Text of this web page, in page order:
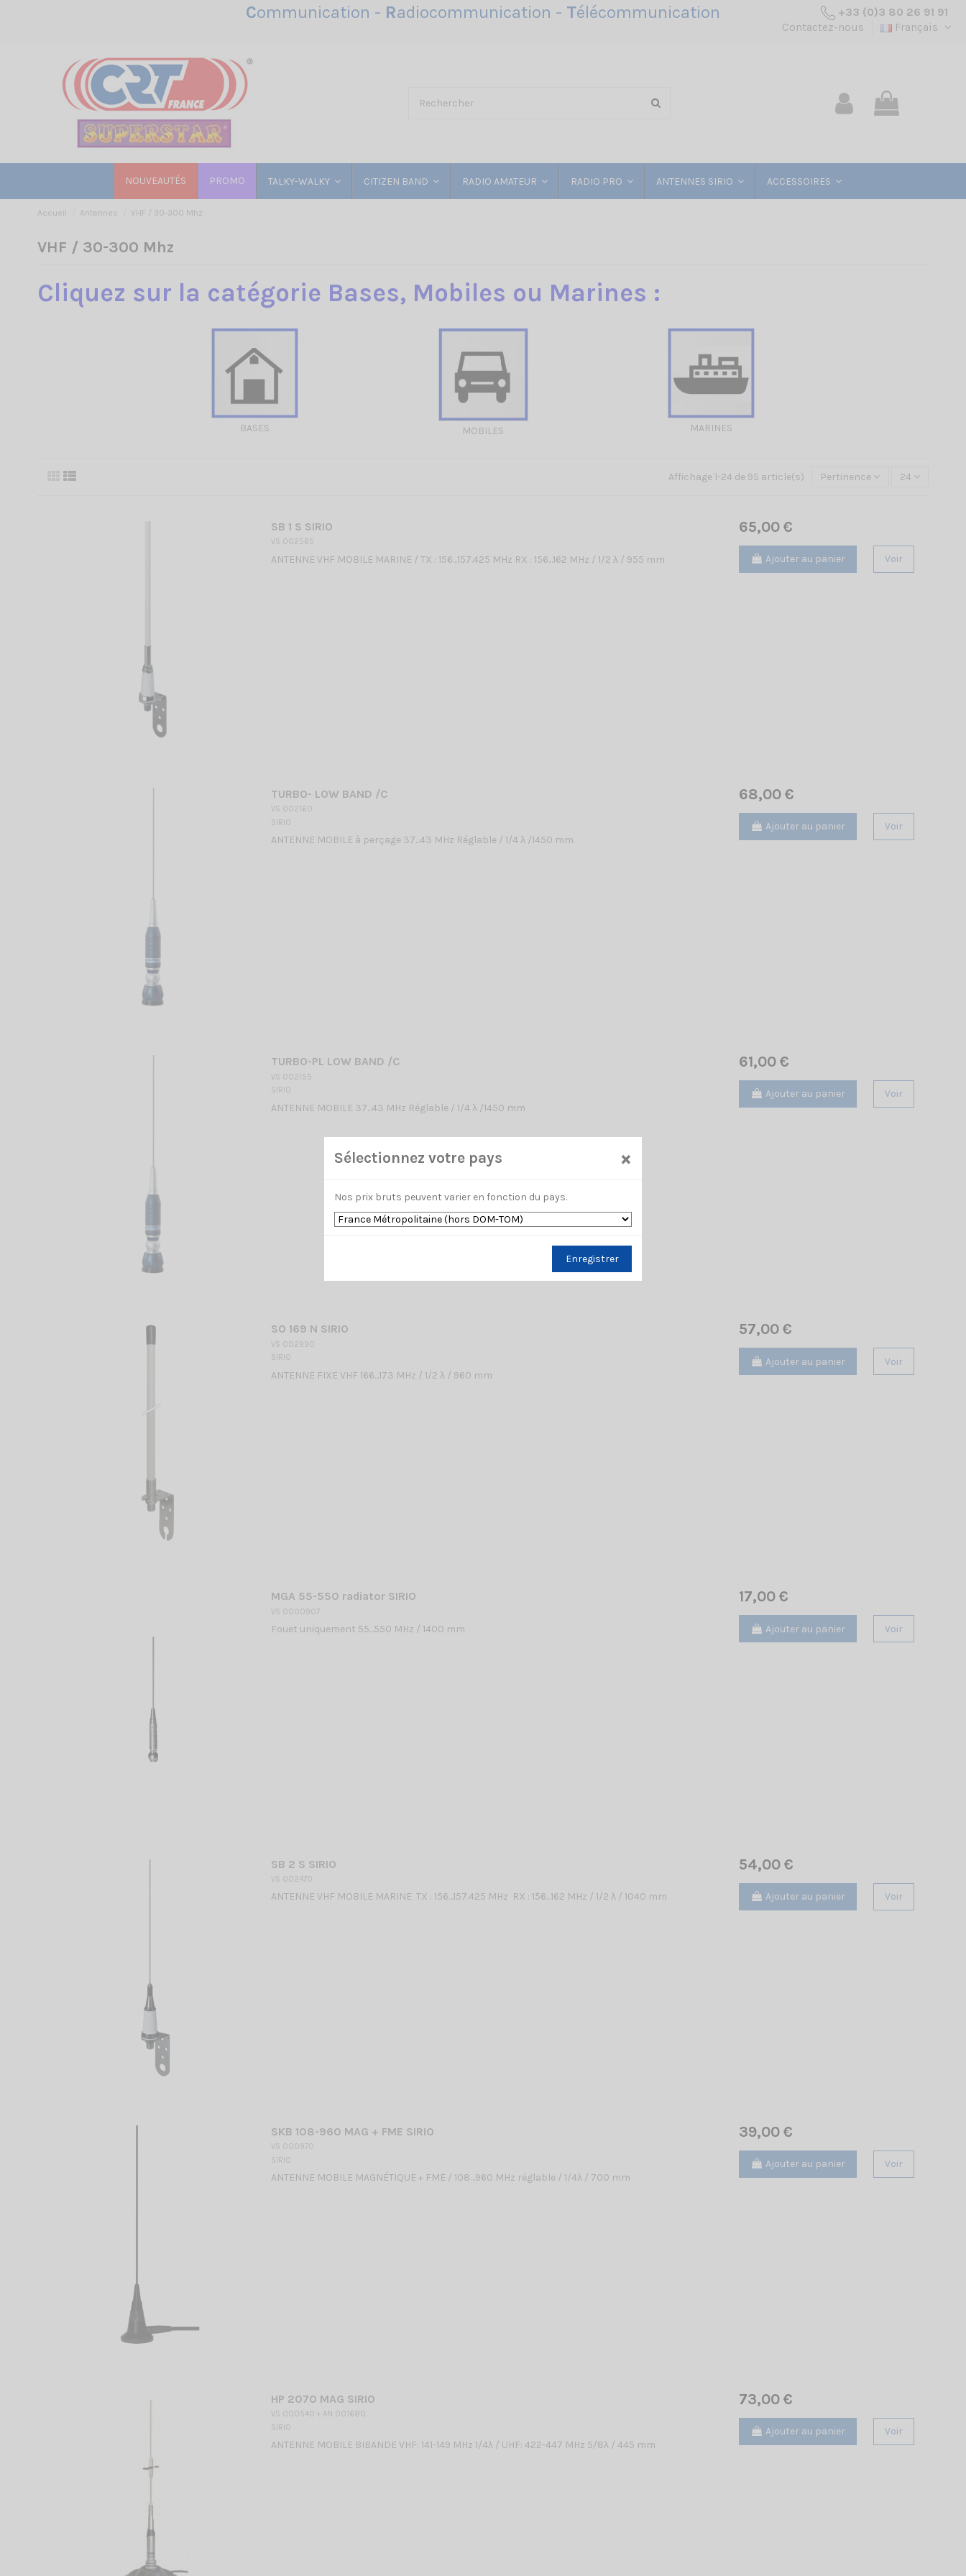
Communication - Radiocommunication - Télécommunication
+33 (0)3 80 26 91 91
Contactez-nous
Français
NOUVEAUTÉS PROMO TALKY-WALKY CITIZEN BAND RADIO AMATEUR RADIO PRO ANTENNES SIRIO ACCESSOIRES
Accueil Antennes VHF / 30-300 Mhz
VHF / 30-300 Mhz
Cliquez sur la catégorie Bases, Mobiles ou Marines :
BASES MOBILES MARINES
Affichage 1-24 de 95 article(s) Pertinence 24
SB 1 S SIRIO
VS 002565
ANTENNE VHF MOBILE MARINE / TX : 156...157.425 MHz RX : 156...162 MHz / 1/2 λ / 955 mm
65,00 €
Ajouter au panier Voir
TURBO- LOW BAND /C
VS 002160
SIRIO
ANTENNE MOBILE à perçage 37...43 MHz Réglable / 1/4 λ /1450 mm
68,00 €
Ajouter au panier Voir
TURBO-PL LOW BAND /C
VS 002155
SIRIO
ANTENNE MOBILE 37...43 MHz Réglable / 1/4 λ /1450 mm
61,00 €
Ajouter au panier Voir
SO 169 N SIRIO
VS 002990
SIRIO
ANTENNE FIXE VHF 166...173 MHz / 1/2 λ / 960 mm
57,00 €
Ajouter au panier Voir
MGA 55-550 radiator SIRIO
VS 0000907
Fouet uniquement 55...550 MHz / 1400 mm
17,00 €
Ajouter au panier Voir
SB 2 S SIRIO
VS 002470
ANTENNE VHF MOBILE MARINE TX : 156...157.425 MHz RX : 156...162 MHz / 1/2 λ / 1040 mm
54,00 €
Ajouter au panier Voir
SKB 108-960 MAG + FME SIRIO
VS 000970
SIRIO
ANTENNE MOBILE MAGNÉTIQUE + FME / 108…960 MHz réglable / 1/4λ / 700 mm
39,00 €
Ajouter au panier Voir
HP 2070 MAG SIRIO
VS 000540 + AN 001680
SIRIO
ANTENNE MOBILE BIBANDE VHF: 141-149 MHz 1/4λ / UHF: 422-447 MHz 5/8λ / 445 mm
73,00 €
Ajouter au panier Voir
Sélectionnez votre pays ×
Nos prix bruts peuvent varier en fonction du pays.
Enregistrer